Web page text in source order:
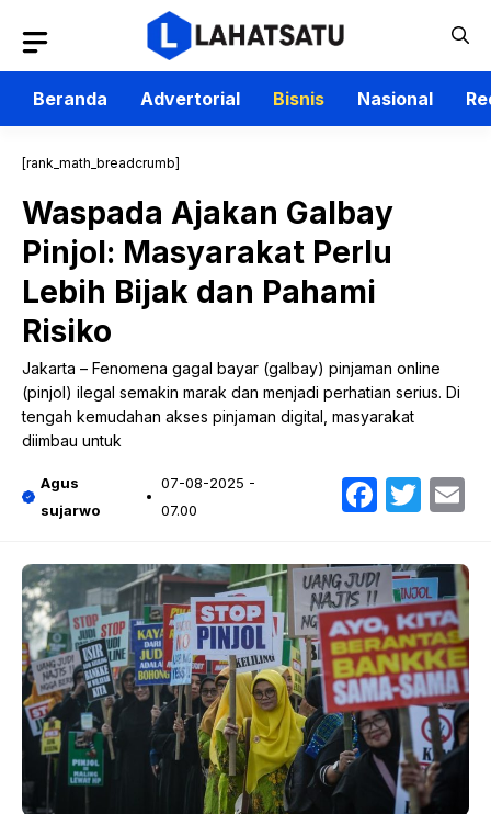
isi
Beranda
Advertorial Bisnis Nasional
[rank_math_breadcrumb]
Waspada Ajakan Galbay
Pinjol: Masyarakat Perlu
Lebih Bijak dan Pahami
Risiko
Jakarta – Fenomena gagal bayar (galbay) pinjaman online
(pinjol) ilegal semakin marak dan menjadi perhatian serius. Di
tengah kemudahan akses pinjaman digital, masyarakat
diimbau untuk
Agus
sujarwo
07-08-2025 -
07.00